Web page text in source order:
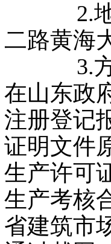
2.地点
二路黄海
3.方式
在山东政
注册登记
证明文件
生产许可
生产考核
省建筑市